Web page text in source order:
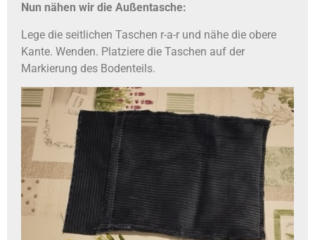
Nun nähen wir die Außentasche:
Lege die seitlichen Taschen r-a-r und nähe die obere
Kante. Wenden. Platziere die Taschen auf der
Markierung des Bodenteils.